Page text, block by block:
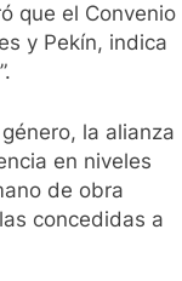
que el Convenio
y Pekín, indica
la alianza
en niveles
de obra
concedidas a